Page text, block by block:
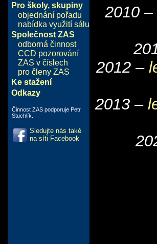
Pro školy, skupiny
objednání pořadu
nabídka využití sálu
Společnost ZAS
odborná činnost
CCD pozorování
ZAS v číslech
pro členy ZAS
Ke stažení
Odkazy
Činnost ZAS podporuje Petr
Stuchlík.
Sledujte nás také
na síti Facebook
2010 –
2012 –
2013 –